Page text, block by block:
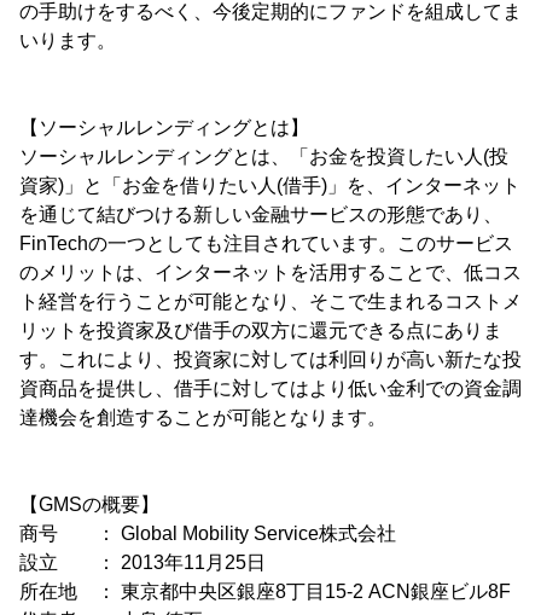
の手助けをするべく、今後定期的にファンドを組成してま
いります。
【ソーシャルレンディングとは】
ソーシャルレンディングとは、「お金を投資したい人(投
資家)」と「お金を借りたい人(借手)」を、インターネット
を通じて結びつける新しい金融サービスの形態であり、
FinTechの一つとしても注目されています。このサービス
のメリットは、インターネットを活用することで、低コス
ト経営を行うことが可能となり、そこで生まれるコストメ
リットを投資家及び借手の双方に還元できる点にありま
す。これにより、投資家に対しては利回りが高い新たな投
資商品を提供し、借手に対してはより低い金利での資金調
達機会を創造することが可能となります。
【GMSの概要】
商号 ： Global Mobility Service株式会社
設立 ： 2013年11月25日
所在地 ： 東京都中央区銀座8丁目15-2 ACN銀座ビル8F